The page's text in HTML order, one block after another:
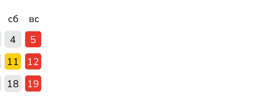
сб
вс
4
5
11
12
18
19